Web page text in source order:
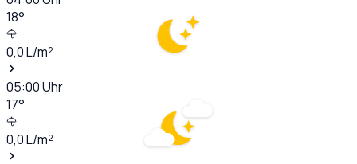
18°
0,0L/m²
05:00Uhr
17°
0,0L/m²